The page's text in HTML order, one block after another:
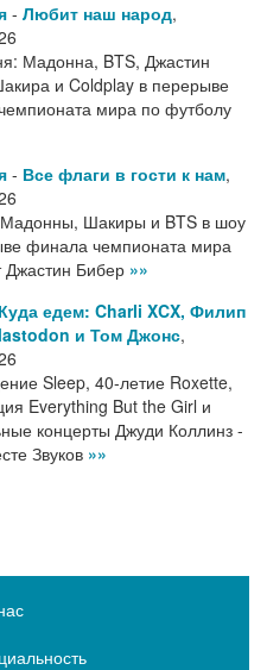
- Любит наш народ,
Мадонна, BTS, Джастин
и Coldplay в перерыве
мира по футболу
- Все флаги в гости к нам,
Шакиры и BTS в шоу
финала чемпионата мира
Джастин Бибер »»
Куда едем: Charli XCX, Филип
и Том Джонс,
Sleep, 40-летие Roxette,
Everything But the Girl и
концерты Джуди Коллинз -
Звуков »»